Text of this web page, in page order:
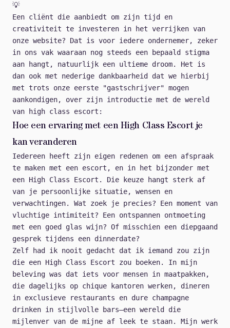
💡
Een cliënt die aanbiedt om zijn tijd en
creativiteit te investeren in het verrijken van
onze website? Dat is voor iedere ondernemer, zeker
in ons vak waaraan nog steeds een bepaald stigma
aan hangt, natuurlijk een ultieme droom. Het is
dan ook met nederige dankbaarheid dat we hierbij
met trots onze eerste "gastschrijver" mogen
aankondigen, over zijn introductie met de wereld
van high class escort:
Hoe een ervaring met een High Class Escort je
kan veranderen
Iedereen heeft zijn eigen redenen om een afspraak
te maken met een escort, en in het bijzonder met
een High Class Escort. Die keuze hangt sterk af
van je persoonlijke situatie, wensen en
verwachtingen. Wat zoek je precies? Een moment van
vluchtige intimiteit? Een ontspannen ontmoeting
met een goed glas wijn? Of misschien een diepgaand
gesprek tijdens een dinnerdate?
Zelf had ik nooit gedacht dat ik iemand zou zijn
die een High Class Escort zou boeken. In mijn
beleving was dat iets voor mensen in maatpakken,
die dagelijks op chique kantoren werken, dineren
in exclusieve restaurants en dure champagne
drinken in stijlvolle bars—een wereld die
mijlenver van de mijne af leek te staan. Mijn werk